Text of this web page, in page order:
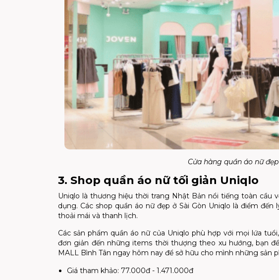
Cửa hàng quần áo nữ
3. Shop quần áo nữ tối giản Uniqlo
Uniqlo là thương hiệu thời trang Nhật Bản nổi tiếng toàn cầu
dụng. Các shop quần áo nữ đẹp ở Sài Gòn Uniqlo là điểm
thoải mái và thanh lịch.
Các sản phẩm quần áo nữ của Uniqlo phù hợp với mọi lứa
đơn giản đến những items thời thượng theo xu hướng, bạn
MALL Bình Tân ngay hôm nay để sở hữu cho mình những sản
Giá tham khảo: 77.000đ - 1.471.000đ